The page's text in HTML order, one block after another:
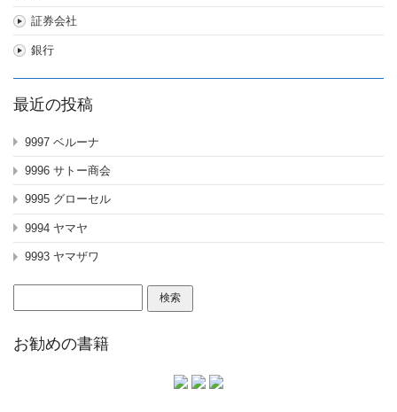
証券会社
銀行
最近の投稿
9997 ベルーナ
9996 サトー商会
9995 グローセル
9994 ヤマヤ
9993 ヤマザワ
索:
お勧めの書籍